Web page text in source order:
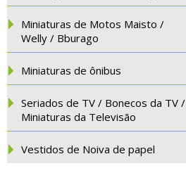
Miniaturas de Motos Maisto /
Welly / Bburago
Miniaturas de ônibus
Seriados de TV / Bonecos da TV /
Miniaturas da Televisão
Vestidos de Noiva de papel